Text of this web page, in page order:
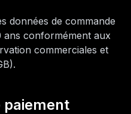
données de commande
ans conformément aux
commerciales et
paiement